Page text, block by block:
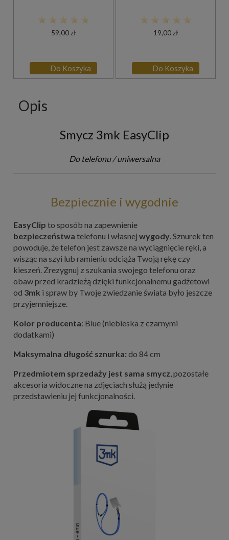
59,00 zł
Do Koszyka
19,00 zł
Do Koszyka
Opis
Smycz 3mk EasyClip
Do telefonu / uniwersalna
Bezpiecznie i wygodnie
EasyClip to sposób na zapewnienie
bezpieczeństwa telefonu i własnej wygody. Sznurek ten
powoduje, że telefon jest zawsze na wyciągnięcie ręki, a
wisząc na szyi lub ramieniu odciąża Twoją rękę czy
kieszeń. Zrezygnuj z szukania swojego telefonu oraz
obaw przed kradzieżą dzięki funkcjonalnemu gadżetowi
od 3mk i spraw by Twoje zwiedzanie świata było jeszcze
przyjemniejsze.
Kolor producenta: Blue (niebieska z czarnymi
dodatkami)
Maksymalna długość sznurka: do 84 cm
Przedmiotem sprzedaży jest sama smycz, pozostałe
akcesoria widoczne na zdjęciach służą jedynie
przedstawieniu jej funkcjonalności.